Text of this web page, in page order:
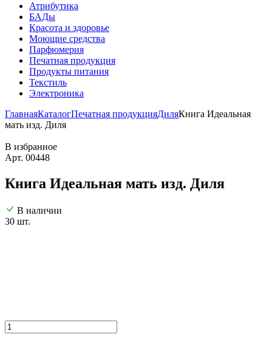
Атрибутика
БАДы
Красота и здоровье
Моющие средства
Парфюмерия
Печатная продукция
Продукты питания
Текстиль
Электроника
ГлавнаяКаталогПечатная продукцияДиляКнига Идеальная
мать изд. Диля
В избранное
Арт. 00448
Книга Идеальная мать изд. Диля
В наличии
30 шт.